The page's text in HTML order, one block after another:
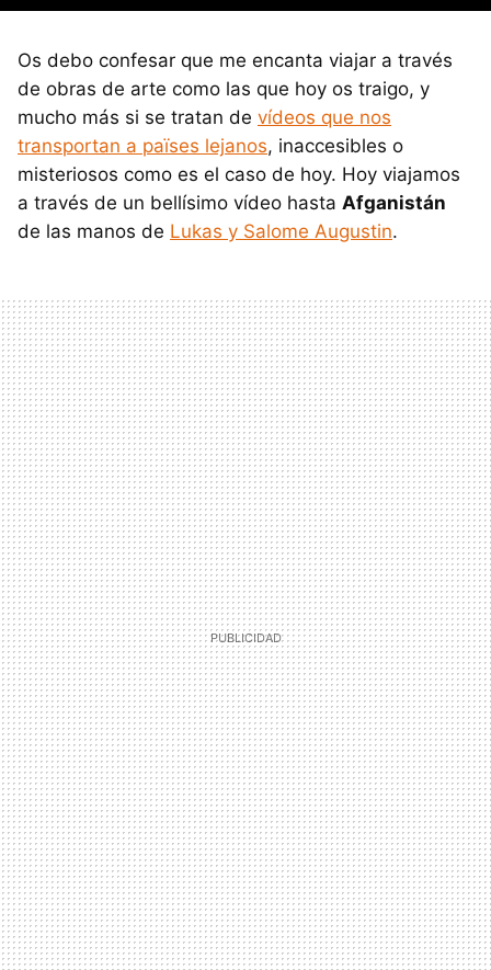
Os debo confesar que me encanta viajar a través
de obras de arte como las que hoy os traigo, y
mucho más si se tratan de vídeos que nos
transportan a païses lejanos, inaccesibles o
misteriosos como es el caso de hoy. Hoy viajamos
a través de un bellísimo vídeo hasta Afganistán
de las manos de Lukas y Salome Augustin.